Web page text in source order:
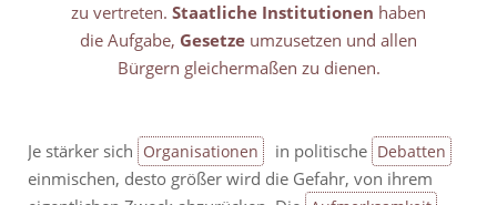
zu vertreten. Staatliche Institutionen haben
die Aufgabe, Gesetze umzusetzen und allen
Bürgern gleichermaßen zu dienen.
Je stärker sich Organisationen in politische Debatten
einmischen, desto größer wird die Gefahr, von ihrem